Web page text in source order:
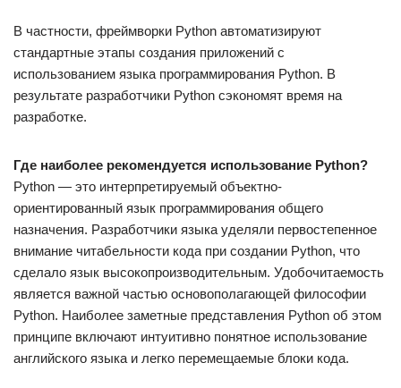
В частности, фреймворки Python автоматизируют
стандартные этапы создания приложений с
использованием языка программирования Python. В
результате разработчики Python сэкономят время на
разработке.
Где наиболее рекомендуется использование Python?
Python — это интерпретируемый объектно-
ориентированный язык программирования общего
назначения. Разработчики языка уделяли первостепенное
внимание читабельности кода при создании Python, что
сделало язык высокопроизводительным. Удобочитаемость
является важной частью основополагающей философии
Python. Наиболее заметные представления Python об этом
принципе включают интуитивно понятное использование
английского языка и легко перемещаемые блоки кода.